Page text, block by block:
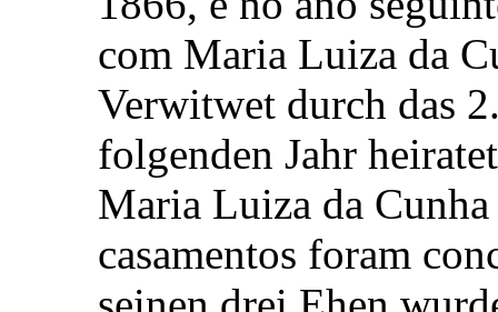
com Maria Luiza da
Verwitwet durch das
folgenden Jahr
Maria Luiza da
casamentos foram